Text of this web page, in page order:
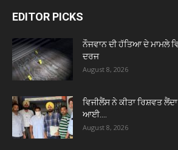
EDITOR PICKS
ਨੌਜਵਾਨ ਦੀ ਹੱਤਿਆ ਦੇ ਮਾਮਲੇ
ਦਰਜ
August 8, 2026
ਵਿਜੀਲੈਂਸ ਨੇ ਕੀਤਾ ਰਿਸ਼ਵਤ
ਆਈ....
August 8, 2026